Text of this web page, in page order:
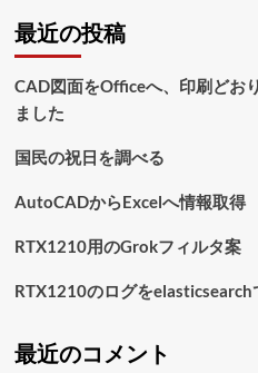
最近の投稿
CAD図面をOfficeへ、印刷どお
ました
国民の祝日を調べる
AutoCADからExcelへ情報取得
RTX1210用のGrokフィルタ案
RTX1210のログをelasticsearch
最近のコメント